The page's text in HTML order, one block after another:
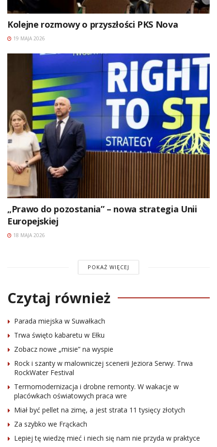
Kolejne rozmowy o przyszłości PKS Nova
19 MAJA 2026
„Prawo do pozostania” – nowa strategia Unii
Europejskiej
18 MAJA 2026
POKAŻ WIĘCEJ
Czytaj również
Parada miejska w Suwałkach
Trwa święto kabaretu w Ełku
Zobacz nowe „misie” na wyspie
Rock i szanty w malowniczej scenerii Jeziora Serwy. Trwa
RockWater Festival
Termomodernizacja i drobne remonty. W wakacje w
placówkach oświatowych praca wre
Miał być pellet na zimę, a jest strata 11 tysięcy złotych
Za szybko we Frąckach
Lepiej tę wiedzę mieć i niech się nam nie przyda w praktyce